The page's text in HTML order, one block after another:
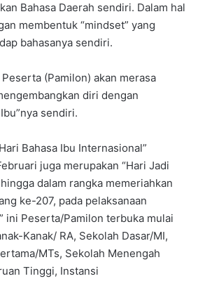
Bahasa Daerah sendiri. Dalam hal
membentuk “mindset” yang
bahasanya sendiri.
(Pamilon) akan merasa
diri dengan
sendiri.
Bahasa Ibu Internasional”
juga merupakan “Hari Jadi
dalam rangka memeriahkan
ke-207, pada pelaksanaan
ini Peserta/Pamilon terbuka mulai
Kanak/ RA, Sekolah Dasar/MI,
MTs, Sekolah Menengah
Tinggi, Instansi